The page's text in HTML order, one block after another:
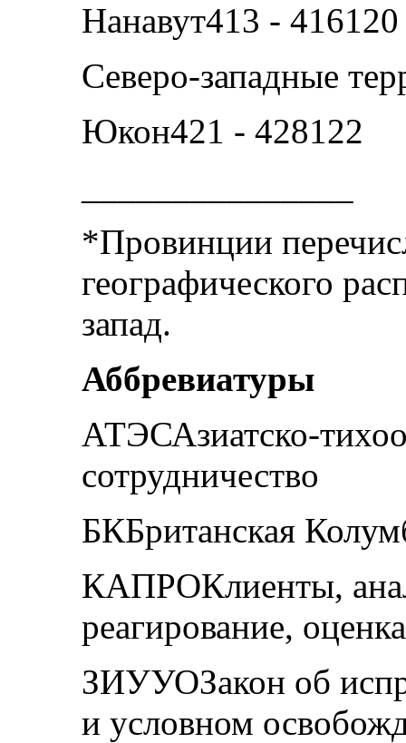
Нанавут413 - 416120
Северо-западные
Юкон421 - 428122
*Провинции
географического
запад.
Аббревиатуры
АТЭСАзиатско-
сотрудничество
БКБританская
КАПРОКлиенты,
реагирование, оценка
ЗИУУОЗакон об
и условном